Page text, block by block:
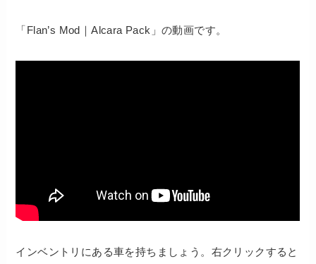
「Flan’s Mod｜Alcara Pack」の動画です。
インベントリにある車を持ちましょう。右クリックすると